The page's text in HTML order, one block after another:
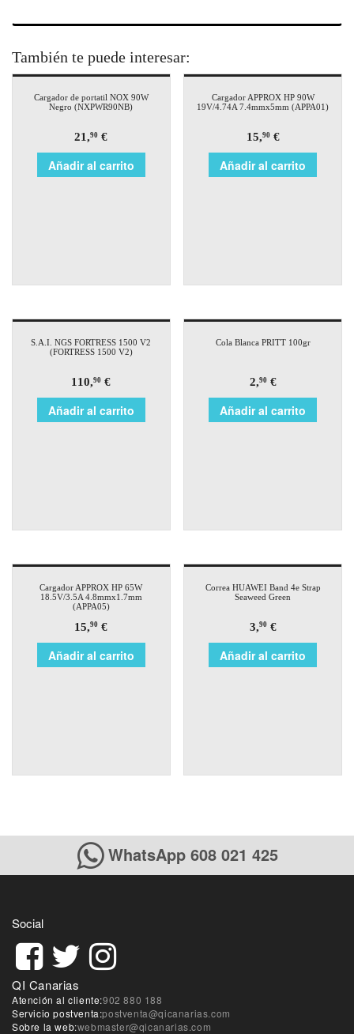
También te puede interesar:
Cargador de portatil NOX 90W
Negro (NXPWR90NB)
21,90 €
Añadir al carrito
Cargador APPROX HP 90W
19V/4.74A 7.4mmx5mm (APPA01)
15,90€
Añadir al carrito
S.A.I. NGS FORTRESS 1500 V2
(FORTRESS 1500 V2)
110,90 €
Añadir al carrito
Cola Blanca PRITT 100gr
2,90€
Añadir al carrito
Cargador APPROX HP 65W
18.5V/3.5A 4.8mmx1.7mm
(APPA05)
15,90 €
Añadir al carrito
Correa HUAWEI Band 4e Strap
Seaweed Green
3,90€
Añadir al carrito
WhatsApp 608 021 425
Social
QI Canarias
Atención al cliente:902 880 188
Servicio postventa:postventa@qicanarias.com
Sobre la web:webmaster@qicanarias.com